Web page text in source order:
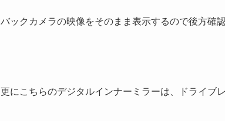
バックカメラの映像をそのまま表示するので後方確
更にこちらのデジタルインナーミラーは、ドライブ